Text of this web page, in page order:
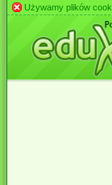
Używamy plików